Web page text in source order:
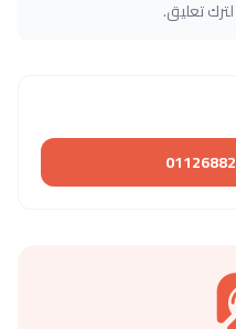
لترك تعليق.